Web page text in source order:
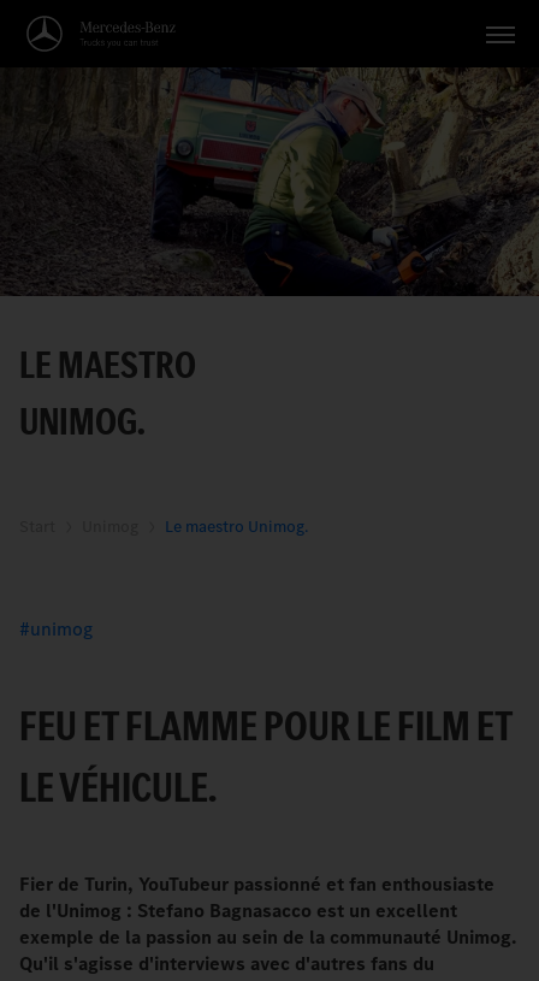
Véhicules
Applications
Thèmes
Service
Français
LE MAESTRO
UNIMOG.
Le maestro Unimog.
unimog
FEU ET FLAMME POUR LE FILM ET
LE VÉHICULE.
Fier de Turin, YouTubeur passionné et fan enthousiaste
de l'Unimog : Stefano Bagnasacco est un excellent
exemple de la passion au sein de la communauté Unimog.
Qu'il s'agisse d'interviews avec d'autres fans du